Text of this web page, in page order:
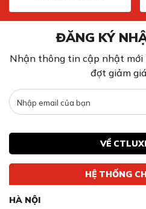
ĐĂNG KÝ
Nhận thông tin cập nhật mới
đợt giảm
VỀ
HỆ THỐNG
HÀ NỘI